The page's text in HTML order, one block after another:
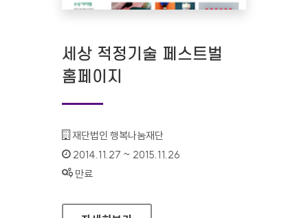
세상 적정기술 페스트벌
홈페이지
기관명 :
재단법인 행복나눔재단
인증기간 :
2014.11.27 ~ 2015.11.26
상태 :
만료